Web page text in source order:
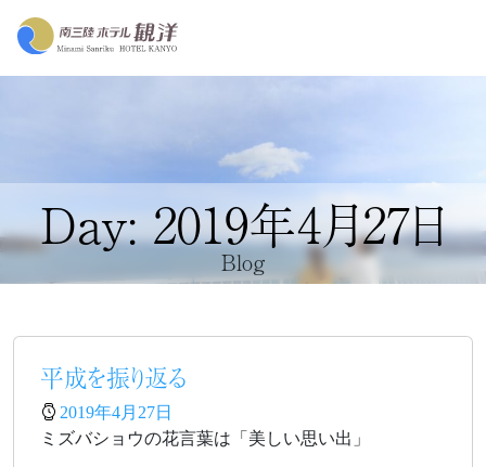
Day: 2019年4月27日
Blog
平成を振り返る
2019年4月27日
ミズバショウの花言葉は「美しい思い出」